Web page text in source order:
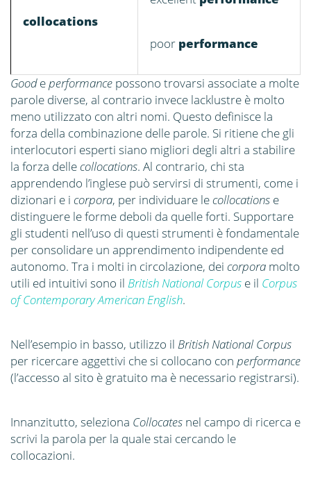
collocations
poor performance
Goodeperformance possono trovarsi associate a molte
parole diverse, al contrario invece lacklustre è molto
meno utilizzato con altri nomi. Questo definisce la
forza della combinazione delle parole. Si ritiene che gli
interlocutori esperti siano migliori degli altri a stabilire
la forza dellecollocations. Al contrario, chi sta
apprendendo l’inglese può servirsi di strumenti, come i
dizionari e i corpora, per individuare lecollocations e
distinguere le forme deboli da quelle forti. Supportare
gli studenti nell’uso di questi strumenti è fondamentale
per consolidare un apprendimento indipendente ed
autonomo. Tra i molti in circolazione, dei corpora molto
utili ed intuitivi sono il British National Corpus e il Corpus
of Contemporary American English.
Nell’esempio in basso, utilizzo il British National Corpus
per ricercare aggettivi che si collocano con performance
(l’accesso al sito è gratuito ma è necessario registrarsi).
Innanzitutto, seleziona Collocates nel campo di ricerca e
scrivi la parola per la quale stai cercando le
collocazioni.